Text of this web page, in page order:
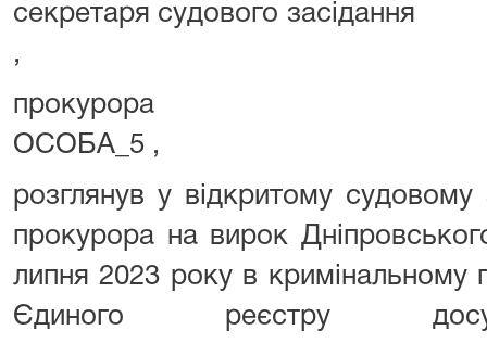
секретаря судового
,
ОСОБА_5 ,
розглянув у відкритому судовому
прокурора на вирок
липня 2023 року в кримінальному
Єдиного реєстру